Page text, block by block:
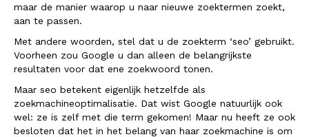
maar de manier waarop u naar nieuwe zoektermen zoekt,
aan te passen.
Met andere woorden, stel dat u de zoekterm ‘seo’ gebruikt.
Voorheen zou Google u dan alleen de belangrijkste
resultaten voor dat ene zoekwoord tonen.
Maar seo betekent eigenlijk hetzelfde als
zoekmachineoptimalisatie. Dat wist Google natuurlijk ook
wel: ze is zelf met die term gekomen! Maar nu heeft ze ook
besloten dat het in het belang van haar zoekmachine is om